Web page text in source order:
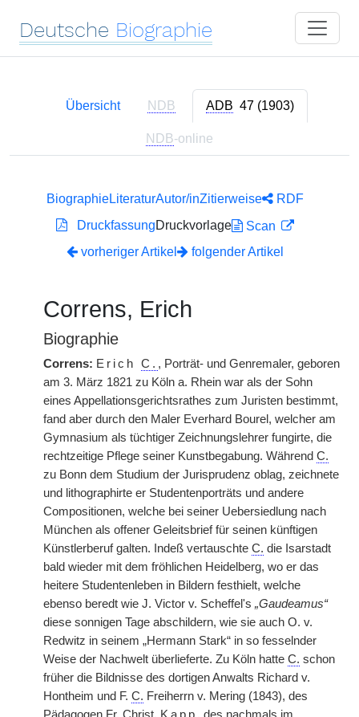
Deutsche Biographie
Übersicht NDB ADB 47 (1903)
NDB-online
BiographieLiteraturAutor/inZitierweise
RDF
DruckfassungDruckvorlage
Scan
vorheriger Artikel
folgender Artikel
Correns, Erich
Biographie
Correns: Erich C. , Porträt- und Genremaler, geboren
am 3. März 1821 zu Köln a. Rhein war als der Sohn
eines Appellationsgerichtsrathes zum Juristen bestimmt,
fand aber durch den Maler Everhard Bourel, welcher am
Gymnasium als tüchtiger Zeichnungslehrer fungirte, die
rechtzeitige Pflege seiner Kunstbegabung. Während C.
zu Bonn dem Studium der Jurisprudenz oblag, zeichnete
und lithographirte er Studentenporträts und andere
Compositionen, welche bei seiner Uebersiedlung nach
München als offener Geleitsbrief für seinen künftigen
Künstlerberuf galten. Indeß vertauschte C. die Isarstadt
bald wieder mit dem fröhlichen Heidelberg, wo er das
heitere Studentenleben in Bildern festhielt, welche
ebenso beredt wie J. Victor v. Scheffel's „Gaudeamus“
diese sonnigen Tage abschildern, wie sie auch O. v.
Redwitz in seinem „Hermann Stark“ in so fesselnder
Weise der Nachwelt überlieferte. Zu Köln hatte C. schon
früher die Bildnisse des dortigen Anwalts Richard v.
Hontheim und F. C. Freiherrn v. Mering (1843), des